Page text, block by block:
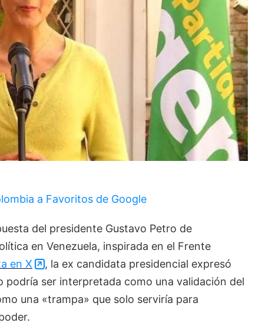
a Favoritos de Google
del presidente Gustavo Petro de
en Venezuela, inspirada en el Frente
en X
, la ex candidata presidencial expresó
ser interpretada como una validación del
una «trampa» que solo serviría para